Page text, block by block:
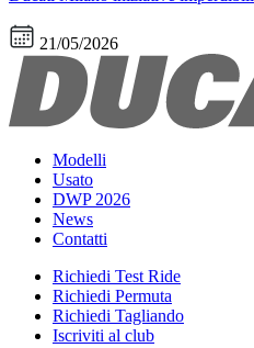
21/05/2026
Modelli
Usato
DWP 2026
News
Contatti
Richiedi Test Ride
Richiedi Permuta
Richiedi Tagliando
Iscriviti al club